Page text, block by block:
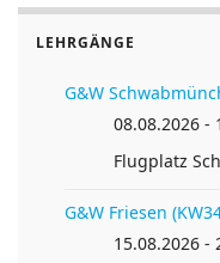
LEHRGÄNGE
G&W
08.08.2026 -
Flugplatz
G&W Friesen
15.08.2026 -